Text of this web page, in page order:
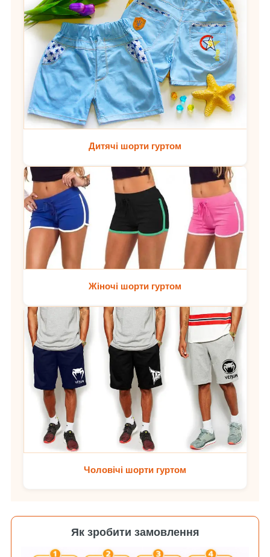
Дитячі шорти гуртом
Жіночі шорти гуртом
Чоловічі шорти гуртом
Як зробити замовлення